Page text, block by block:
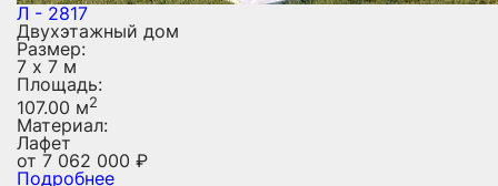
Л - 2817
Двухэтажный дом
Размер:
7 х 7 м
Площадь:
107.00 м2
Материал:
Лафет
от 7 062 000 ₽
Подробнее